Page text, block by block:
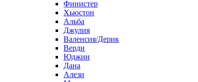
Финистер
Хьюстон
Альба
Джулия
Валенсия/Дерик
Верди
Юджин
Дана
Алези